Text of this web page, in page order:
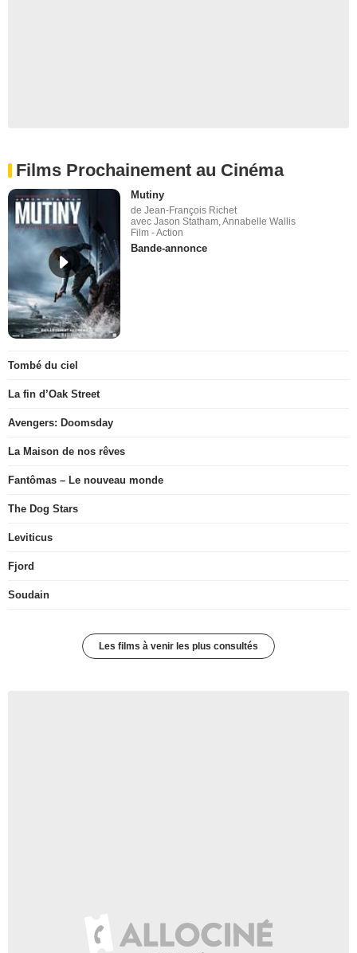
Films Prochainement au Cinéma
Mutiny
de Jean-François Richet
avec Jason Statham, Annabelle Wallis
Film - Action
Bande-annonce
Tombé du ciel
La fin d’Oak Street
Avengers: Doomsday
La Maison de nos rêves
Fantômas – Le nouveau monde
The Dog Stars
Leviticus
Fjord
Soudain
Les films à venir les plus consultés